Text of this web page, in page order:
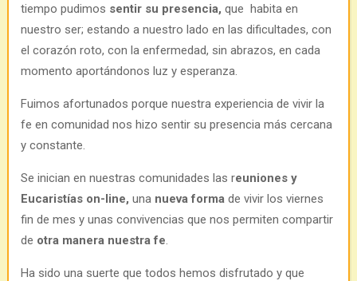
tiempo pudimos sentir su presencia, que habita en
nuestro ser; estando a nuestro lado en las dificultades, con
el corazón roto, con la enfermedad, sin abrazos, en cada
momento aportándonos luz y esperanza.
Fuimos afortunados porque nuestra experiencia de vivir la
fe en comunidad nos hizo sentir su presencia más cercana
y constante.
Se inician en nuestras comunidades las reuniones y
Eucaristías on-line, una nueva formade vivir los viernes
fin de mes y unas convivencias que nos permiten compartir
de otra manera nuestra fe.
Ha sido una suerte que todos hemos disfrutado y que